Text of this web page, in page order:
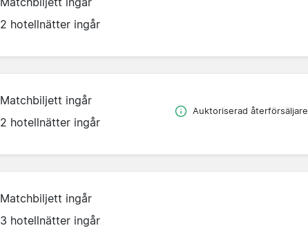
2 hotellnätter ingår
Matchbiljett ingår
2 hotellnätter ingår
Auktoriserad återförsäljare
Matchbiljett ingår
3 hotellnätter ingår